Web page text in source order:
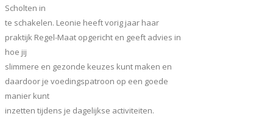
Scholten in
te schakelen. Leonie heeft vorig jaar haar
praktijk Regel-Maat opgericht en geeft advies in
hoe jij
slimmere en gezonde keuzes kunt maken en
daardoor je voedingspatroon op een goede
manier kunt
inzetten tijdens je dagelijkse activiteiten.